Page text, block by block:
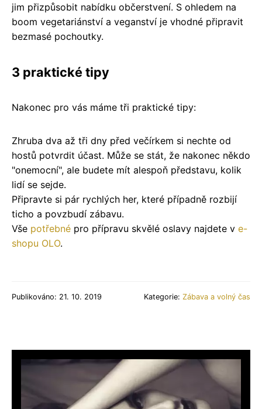
jim přizpůsobit nabídku občerstvení. S ohledem na
boom vegetariánství a veganství je vhodné připravit
bezmasé pochoutky.
3 praktické tipy
Nakonec pro vás máme tři praktické tipy:
Zhruba dva až tři dny před večírkem si nechte od
hostů potvrdit účast. Může se stát, že nakonec někdo
"onemocní", ale budete mít alespoň představu, kolik
lidí se sejde.
Připravte si pár rychlých her, které případně rozbijí
ticho a povzbudí zábavu.
Vše potřebné pro přípravu skvělé oslavy najdete v e-
shopu OLO.
Publikováno: 21. 10. 2019 Kategorie: Zábava a volný čas